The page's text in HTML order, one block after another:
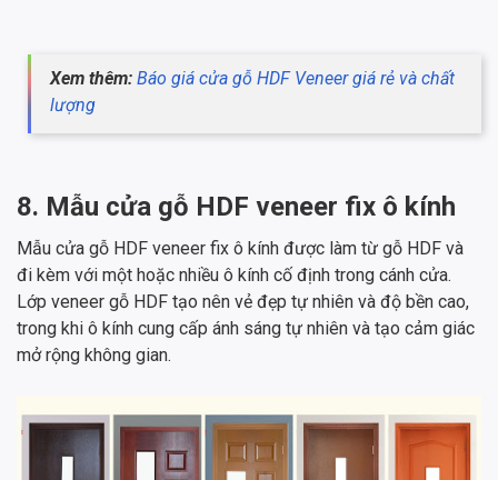
Xem thêm: Báo giá cửa gỗ HDF Veneer giá rẻ và chất
lượng
8. Mẫu cửa gỗ HDF veneer fix ô kính
Mẫu cửa gỗ HDF veneer fix ô kính được làm từ gỗ HDF và
đi kèm với một hoặc nhiều ô kính cố định trong cánh cửa.
Lớp veneer gỗ HDF tạo nên vẻ đẹp tự nhiên và độ bền cao,
trong khi ô kính cung cấp ánh sáng tự nhiên và tạo cảm giác
mở rộng không gian.